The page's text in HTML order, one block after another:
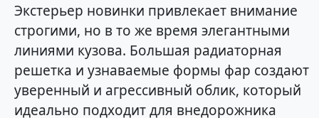
Экстерьер новинки привлекает внимание
строгими, но в то же время элегантными
линиями кузова. Большая радиаторная
решетка и узнаваемые формы фар создают
уверенный и агрессивный облик, который
идеально подходит для внедорожника